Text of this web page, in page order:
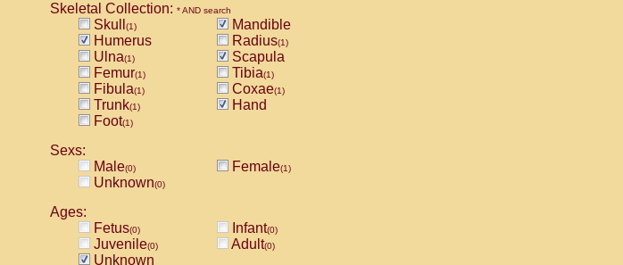
Skeletal Collection: * AND search
Skull (1)
Mandible
Humerus
Radius(1)
Ulna(1)
Scapula
Femur(1) Tibia(1)
Fibula(1) Coxae(1)
Trunk(1)
Hand
Foot(1)
Sexs:
Male(0) Female(1)
Unknown(0)
Ages:
Fetus(0) Infant(0)
Juvenile(0) Adult(0)
Unknown